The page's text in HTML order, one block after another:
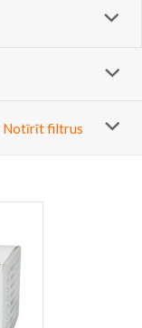
Notīrīt filtrus